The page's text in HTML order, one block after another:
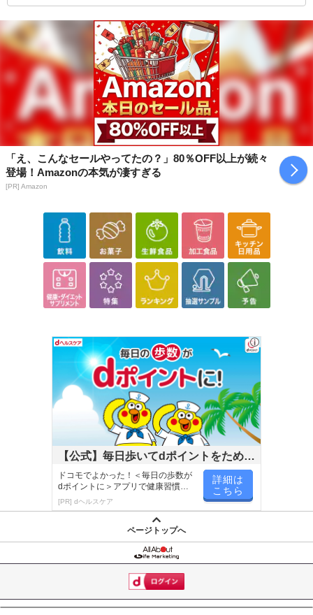
「え、こんなセールやってたの？」80％OFF以上が続々
登場！Amazonの本気が凄すぎる
[PR] Amazon
【公式】毎日歩いてdポイントをためよ
う！
ドコモでよかった！＜毎日の歩数が
dポイントに＞アプリで健康習慣が
楽しく続く！
[PR] dヘルスケア
詳細は
こちら
ページトップへ